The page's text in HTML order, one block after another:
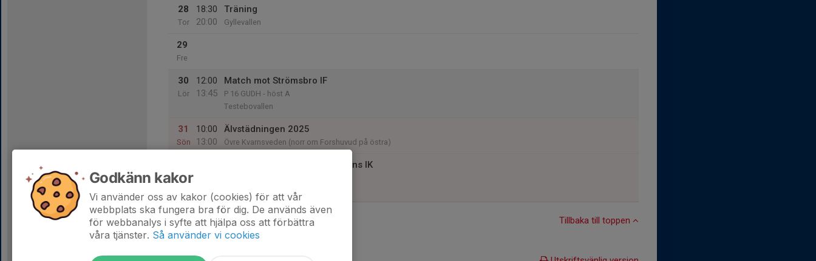
28
Tor
18:30
20:00
Träning
Gyllevallen
29
Fre
30
Lör
12:00
13:45
Match mot Strömsbro IF
P 16 GUDH - höst A
Testebovallen
31
Sön
10:00
13:00
Älvstädningen 2025
Övre Kvarnsveden (norr om Forshuvud på östra)
Match mot Delsbo IF /Näsvikens IK
Delsbo IP
Tillbaka till toppen
Godkänn kakor
Vi använder oss av kakor (cookies) för att vår
webbplats ska fungera bra för dig. De används även
för webbanalys i syfte att hjälpa oss att förbättra
våra tjänster. Så använder vi cookies